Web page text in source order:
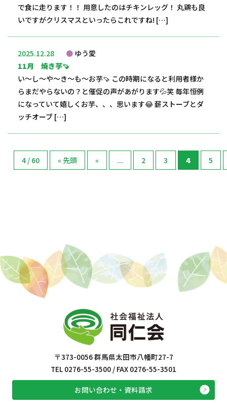
で食に走ります！！ 用意したのはチキンレッグ！ 丸鶏も良
いですがクリスマスといったらこれですね! […]
2025.12.28
ゆう愛
11月 焼き芋🍠
い～し～や～き～も～お芋🍠 この時期になると利用者様か
らまだやらないの？と催促の声があがります💦笑 毎年恒例
になっていて嬉しくお芋、、、思います😂 薪ストーブとダ
ッチオーブ […]
4 / 60 « 先頭 « ... 2 3 4 5
〒373-0056 群馬県太田市八幡町27-7
TEL 0276-55-3500 / FAX 0276-55-3501
お問い合わせ・資料請求